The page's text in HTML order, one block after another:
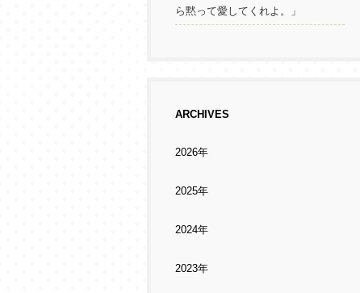
ら黙って愛してくれよ。」
ARCHIVES
2026年
2025年
2024年
2023年